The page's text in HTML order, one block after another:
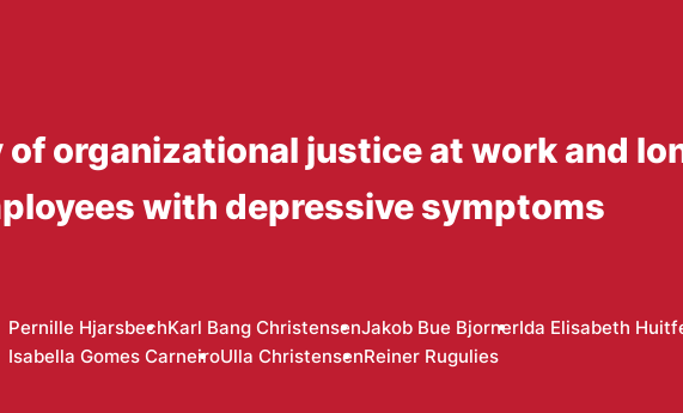
organizational justice at work and
with depressive symptoms
Pernille HjarsbechKarl Bang ChristensenJakob Bue BjornerIda Elisabeth
Isabella Gomes CarneiroUlla ChristensenReiner Rugulies